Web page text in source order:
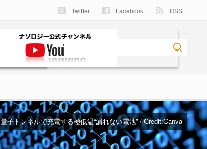
Twitter Facebook RSS
量子トンネルで充電する極低温“漏れない電池” / Credit:Canva